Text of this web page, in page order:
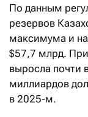
По данным
резервов
максимума и на
$57,7 млрд. При
выросла почти
миллиардов
в 2025-м.